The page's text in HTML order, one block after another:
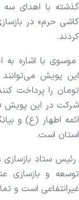
کاشی حرم» در
کردند.
موسوی با اشاره
این پویش
تومان را پرداخت
شرکت در این پویش
ائمه اطهار (ع) و
استان است.
رئیس ستاد
توسعه و بازسازی
غیرانتفاعی است و